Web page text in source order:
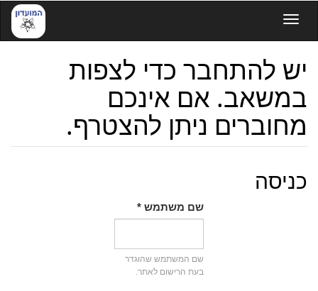
לתוכן
העיקרי
Toggle navigation
יש להתחבר כדי לצפות
במשאב. אם אינכם
מחוברים ניתן להצטרף.
כניסה
שם משתמש*
שם המשתמש שהוגדר
בעת הרישום לאתר.